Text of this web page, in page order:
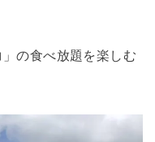
の食べ放題を楽しむ